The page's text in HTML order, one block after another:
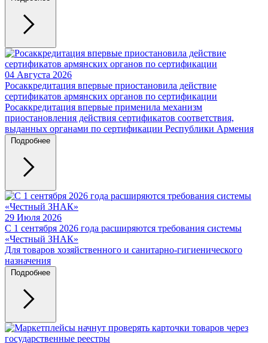
04 Августа 2026
Росаккредитация впервые приостановила действие
сертификатов армянских органов по сертификации
Росаккредитация впервые применила механизм
приостановления действия сертификатов соответствия,
выданных органами по сертификации Республики Армения
Подробнее
29 Июля 2026
С 1 сентября 2026 года расширяются требования системы
«Честный ЗНАК»
Для товаров хозяйственного и санитарно-гигиенического
назначения
Подробнее